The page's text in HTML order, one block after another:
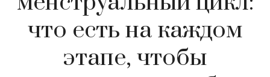
что есть на каждом
этапе, чтобы